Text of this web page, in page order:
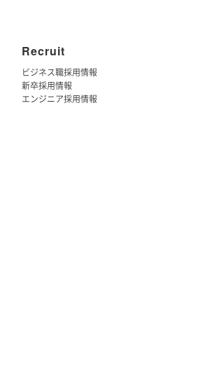
Recruit
ビジネス職採用情報
新卒採用情報
エンジニア採用情報